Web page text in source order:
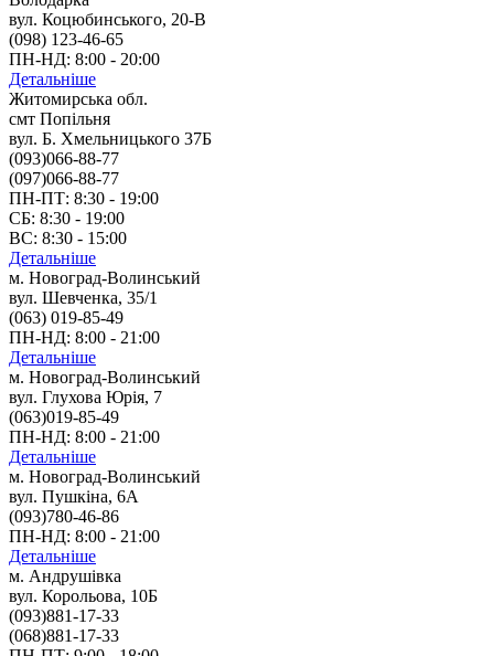
вул. Коцюбинського, 20-В
(098) 123-46-65
ПН-НД: 8:00 - 20:00
Детальніше
Житомирська обл.
смт Попільня
вул. Б. Хмельницького 37Б
(093)066-88-77
(097)066-88-77
ПН-ПТ: 8:30 - 19:00
СБ: 8:30 - 19:00
ВС: 8:30 - 15:00
Детальніше
м. Новоград-Волинський
вул. Шевченка, 35/1
(063) 019-85-49
ПН-НД: 8:00 - 21:00
Детальніше
м. Новоград-Волинський
вул. Глухова Юрія, 7
(063)019-85-49
ПН-НД: 8:00 - 21:00
Детальніше
м. Новоград-Волинський
вул. Пушкіна, 6А
(093)780-46-86
ПН-НД: 8:00 - 21:00
Детальніше
м. Андрушівка
вул. Корольова, 10Б
(093)881-17-33
(068)881-17-33